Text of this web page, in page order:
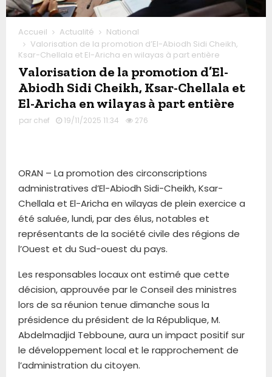
Accueil Actualité
National
Valorisation de la promotion d’El-Abiodh Sidi Cheikh,
Ksar-Chellala et El-Aricha en wilayas à part entière
Valorisation de la promotion d’El-
Abiodh Sidi Cheikh, Ksar-Chellala et
El-Aricha en wilayas à part entière
par chef 19/11/2025 11:34 276
ORAN – La promotion des circonscriptions
administratives d’El-Abiodh Sidi-Cheikh, Ksar-
Chellala et El-Aricha en wilayas de plein exercice a
été saluée, lundi, par des élus, notables et
représentants de la société civile des régions de
l’Ouest et du Sud-ouest du pays.
Les responsables locaux ont estimé que cette
décision, approuvée par le Conseil des ministres
lors de sa réunion tenue dimanche sous la
présidence du président de la République, M.
Abdelmadjid Tebboune, aura un impact positif sur
le développement local et le rapprochement de
l’administration du citoyen.